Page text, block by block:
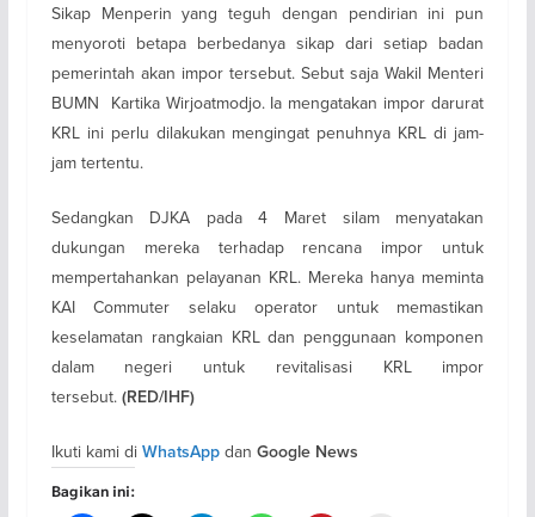
Sikap Menperin yang teguh dengan pendirian ini pun
menyoroti betapa berbedanya sikap dari setiap badan
pemerintah akan impor tersebut. Sebut saja Wakil Menteri
BUMN Kartika Wirjoatmodjo. Ia mengatakan impor darurat
KRL ini perlu dilakukan mengingat penuhnya KRL di jam-
jam tertentu.
Sedangkan DJKA pada 4 Maret silam menyatakan
dukungan mereka terhadap rencana impor untuk
mempertahankan pelayanan KRL. Mereka hanya meminta
KAI Commuter selaku operator untuk memastikan
keselamatan rangkaian KRL dan penggunaan komponen
dalam negeri untuk revitalisasi KRL impor
tersebut. (RED/IHF)
Ikuti kami di WhatsAppdan Google News
Bagikan ini: